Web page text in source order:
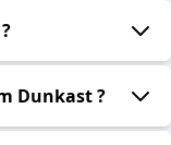
Dunkast ?